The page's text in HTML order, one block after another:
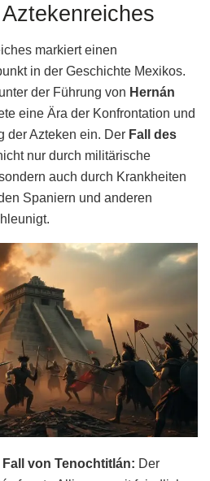
markiert einen
in der Geschichte Mexikos.
der Führung von Hernán
eine Ära der Konfrontation und
der Azteken ein. Der Fall des
nur durch militärische
auch durch Krankheiten
Spaniern und anderen
von Tenochtitlán: Der